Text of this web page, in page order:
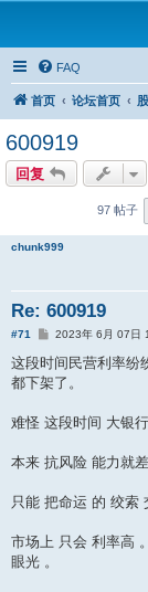
FAQ
首页 论坛首页
600919
回复
97 帖子
chunk999
Re: 600919
#71
帖
2023年 6月 07日
这段时间民营利率纷
都下架了。
难怪 这段时间 大银
本来 抗风险 能力就
只能 把命运 的 绞索
市场上 只会 利率高
眼光 。